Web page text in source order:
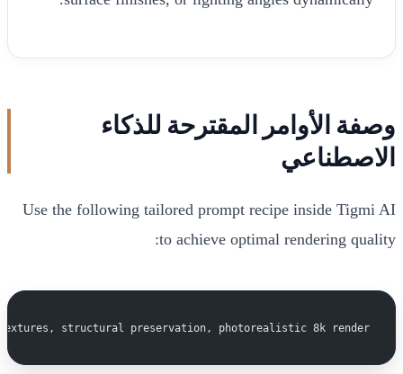
وصفة الأوامر المقترحة للذكاء
الاصطناعي
Use the following tailored prompt recipe inside Tigmi AI
to achieve optimal rendering quality:
structural preservation, photorealistic 8k render.